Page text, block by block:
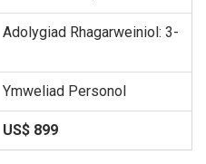
Adolygiad Rhagarweiniol: 3-
Ymweliad Personol
US$ 899